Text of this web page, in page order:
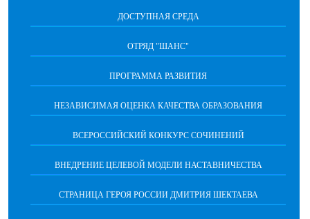
ДОСТУПНАЯ СРЕДА
ОТРЯД "ШАНС"
ПРОГРАММА РАЗВИТИЯ
НЕЗАВИСИМАЯ ОЦЕНКА КАЧЕСТВА ОБРАЗОВАНИЯ
ВСЕРОССИЙСКИЙ КОНКУРС СОЧИНЕНИЙ
ВНЕДРЕНИЕ ЦЕЛЕВОЙ МОДЕЛИ НАСТАВНИЧЕСТВА
СТРАНИЦА ГЕРОЯ РОССИИ ДМИТРИЯ ШЕКТАЕВА